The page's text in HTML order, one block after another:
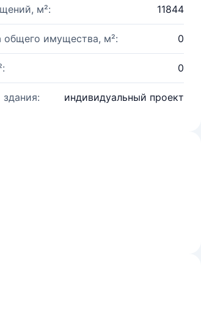
м²: 11844
общего имущества, м²: 0
0
индивидуальный проект